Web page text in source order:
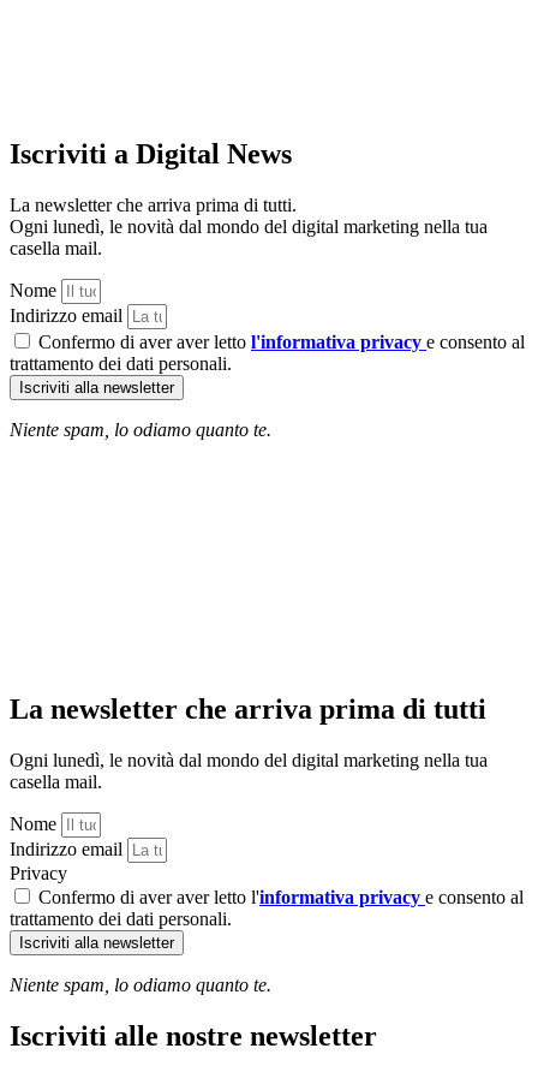
Iscriviti a Digital News
La newsletter che arriva prima di tutti.
Ogni lunedì, le novità dal mondo del digital marketing nella tua
casella mail.
Nome
Indirizzo email
Confermo di aver aver letto l'informativa privacy e consento al
trattamento dei dati personali.
Iscriviti alla newsletter
Niente spam, lo odiamo quanto te.
La newsletter che arriva prima di tutti
Ogni lunedì, le novità dal mondo del digital marketing nella tua
casella mail.
Nome
Indirizzo email
Privacy
Confermo di aver aver letto l'informativa privacy e consento al
trattamento dei dati personali.
Iscriviti alla newsletter
Niente spam, lo odiamo quanto te.
Iscriviti alle nostre newsletter